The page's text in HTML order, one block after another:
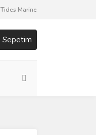
Tides Marine
Sepetim